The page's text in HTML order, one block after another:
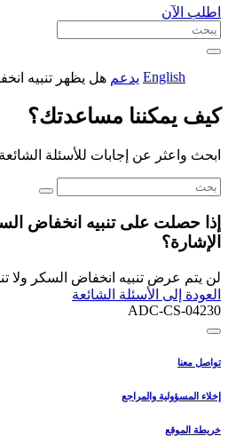
اطلب الآن
English يدعم هل يظهر تنبيه
كيف يمكننا مساعدتك؟
ابحث واعثر عن إجابات للأسئلة
الإشارة؟
لن يتم عرض تنبيه انخفاض السكر ولا
العودة إلى الأسئلة الشائعة
ADC-CS-04230
تواصل معنا
إخلاء المسؤولية والمراجع
خريطة الموقع